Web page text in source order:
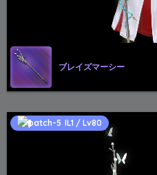
ブレイズマーシー
IL1 / Lv80